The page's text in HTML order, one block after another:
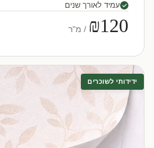
עמיד לאורך שנים
₪120 / מ"ר
ידידותי לשוכרים